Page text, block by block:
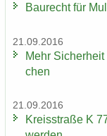
Bau­recht für
21.09.2016
Mehr
chen
21.09.2016
Kreis­stra­ße K